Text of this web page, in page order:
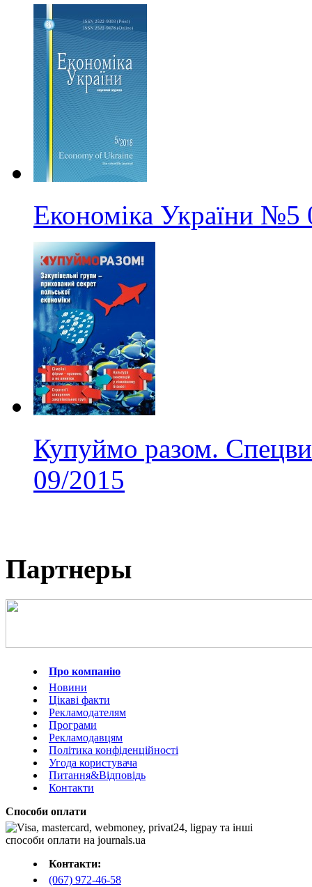
Економіка України №5
Купуймо разом.
09/2015
Партнеры
Про компанію
Новини
Цікаві факти
Рекламодателям
Програми
Рекламодавцям
Політика конфіденційності
Угода користувача
Питання&Відповідь
Контакти
Способи оплати
Контакти:
(067) 972-46-58